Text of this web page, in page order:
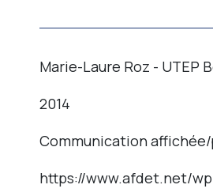
Marie-Laure Roz - UTEP
2014
Communication
https://www.afdet.net/